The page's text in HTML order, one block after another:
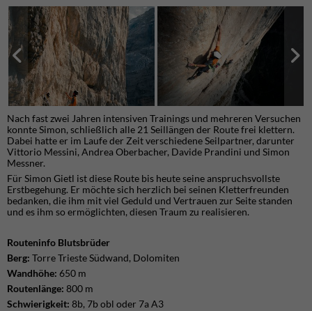
Nach fast zwei Jahren intensiven Trainings und mehreren Versuchen
konnte Simon, schließlich alle 21 Seillängen der Route frei klettern.
Dabei hatte er im Laufe der Zeit verschiedene Seilpartner, darunter
Vittorio Messini, Andrea Oberbacher, Davide Prandini und Simon
Messner.
Für Simon Gietl ist diese Route bis heute seine anspruchsvollste
Erstbegehung. Er möchte sich herzlich bei seinen Kletterfreunden
bedanken, die ihm mit viel Geduld und Vertrauen zur Seite standen
und es ihm so ermöglichten, diesen Traum zu realisieren.
Routeninfo Blutsbrüder
Berg: Torre Trieste Südwand, Dolomiten
Wandhöhe: 650 m
Routenlänge: 800 m
Schwierigkeit: 8b, 7b obl oder 7a A3